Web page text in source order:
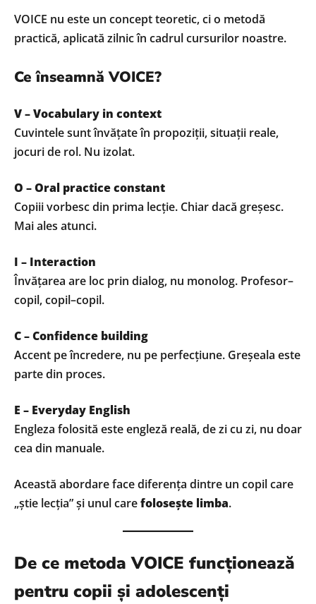
VOICE nu este un concept teoretic, ci o metodă
practică, aplicată zilnic în cadrul cursurilor noastre.
Ce înseamnă VOICE?
V – Vocabulary in context
Cuvintele sunt învățate în propoziții, situații reale,
jocuri de rol. Nu izolat.
O – Oral practice constant
Copiii vorbesc din prima lecție. Chiar dacă greșesc.
Mai ales atunci.
I – Interaction
Învățarea are loc prin dialog, nu monolog. Profesor–
copil, copil–copil.
C – Confidence building
Accent pe încredere, nu pe perfecțiune. Greșeala este
parte din proces.
E – Everyday English
Engleza folosită este engleză reală, de zi cu zi, nu doar
cea din manuale.
Această abordare face diferența dintre un copil care
„știe lecția” și unul carefolosește limba.
De ce metoda VOICE funcționează
pentru copii și adolescenți